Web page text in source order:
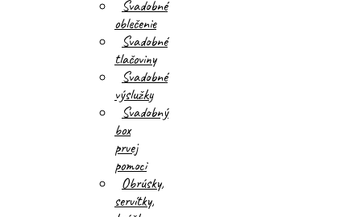
Svadobné
oblečenie
Svadobné
tlačoviny
Svadobné
výslužky
Svadobný
box
prvej
pomoci
Obrúsky,
servítky,